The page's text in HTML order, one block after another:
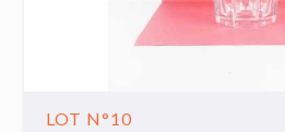
LOT N°10